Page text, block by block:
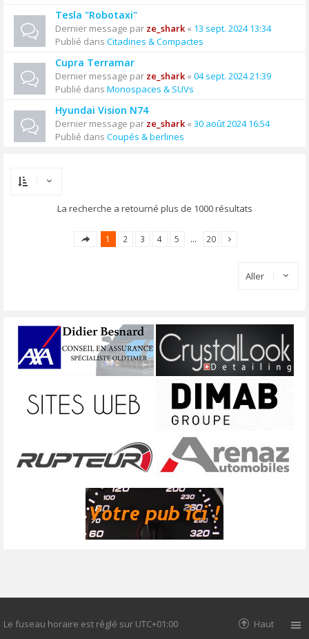
Tesla "Robotaxi"
Dernier message par ze_shark« 13 sept. 2024 13:34
Publié dans Citadines & Compactes
Cupra Terramar
Dernier message par ze_shark« 04 sept. 2024 21:39
Publié dans Monospaces & SUVs
Hyundai Vision N74
Dernier message par ze_shark« 30 août 2024 16:54
Publié dans Coupés & berlines
La recherche a retourné plus de 1000 résultats
1 2 3 4 5 … 20
Aller
Le fuseau horaire est réglé sur UTC+01:00 Haut